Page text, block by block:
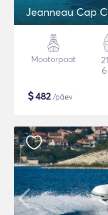
Jeanneau Cap
Mootorpaat
$482/päev